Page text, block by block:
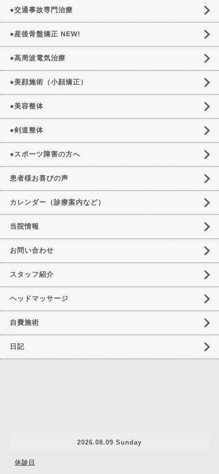
●交通事故専門治療
●産後骨盤矯正 NEW!
●高周波電気治療
●美顔施術（小顔矯正）
●美容整体
●剣道整体
●スポーツ障害の方へ
患者様お喜びの声
カレンダー（診療案内など）
当院情報
お問い合わせ
スタッフ紹介
ヘッドマッサージ
自費施術
日記
2026.08.09 Sunday
休診日